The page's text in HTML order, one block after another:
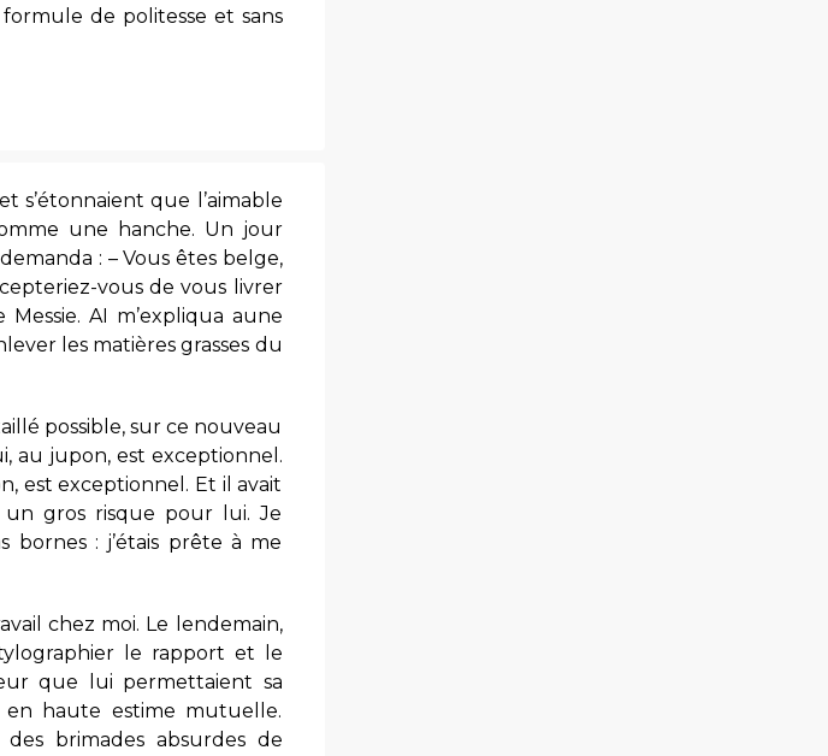
formule de politesse et sans
s’étonnaient que l’aimable
une hanche. Un jour
: – Vous êtes belge,
vous de vous livrer
AI m’expliqua aune
les matières grasses du
possible, sur ce nouveau
au jupon, est exceptionnel.
est exceptionnel. Et il avait
un gros risque pour lui. Je
bornes : j’étais prête à me
chez moi. Le lendemain,
le rapport et le
que lui permettaient sa
en haute estime mutuelle.
des brimades absurdes de